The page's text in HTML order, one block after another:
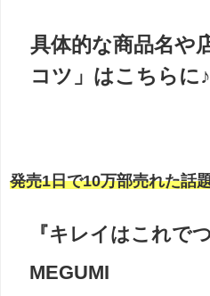
具体的な商品名や
コツ」はこちらに♪
発売1日で10万部売れた話
『キレイはこれで
MEGUMI